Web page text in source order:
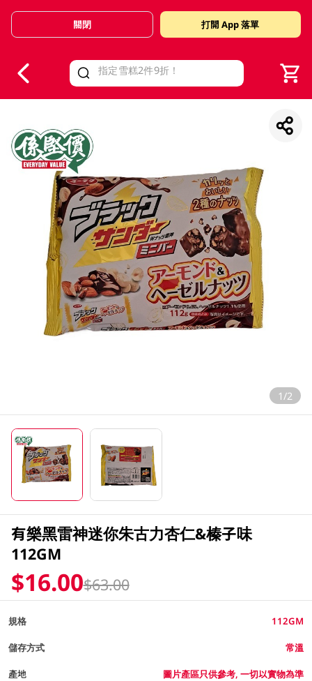
Valid Until 30 June 2026
關閉 打開 App 落單
1/2
有樂黑雷神迷你朱古力杏仁&榛子味
112GM
$16.00$63.00
規格 112GM
儲存方式 常溫
產地 圖片產區只供參考, 一切以實物為準